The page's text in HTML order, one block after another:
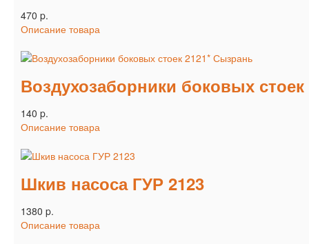
470 p.
Описание товара
Воздухозаборники боковых
140 p.
Описание товара
Шкив насоса ГУР 2123
1380 p.
Описание товара